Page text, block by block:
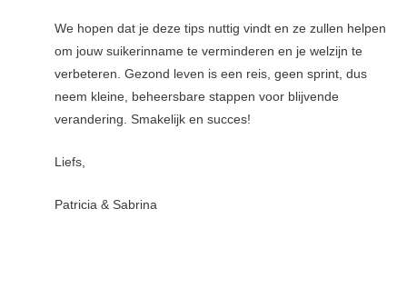
We hopen dat je deze tips nuttig vindt en ze zullen helpen
om jouw suikerinname te verminderen en je welzijn te
verbeteren. Gezond leven is een reis, geen sprint, dus
neem kleine, beheersbare stappen voor blijvende
verandering. Smakelijk en succes!
Liefs,
Patricia & Sabrina